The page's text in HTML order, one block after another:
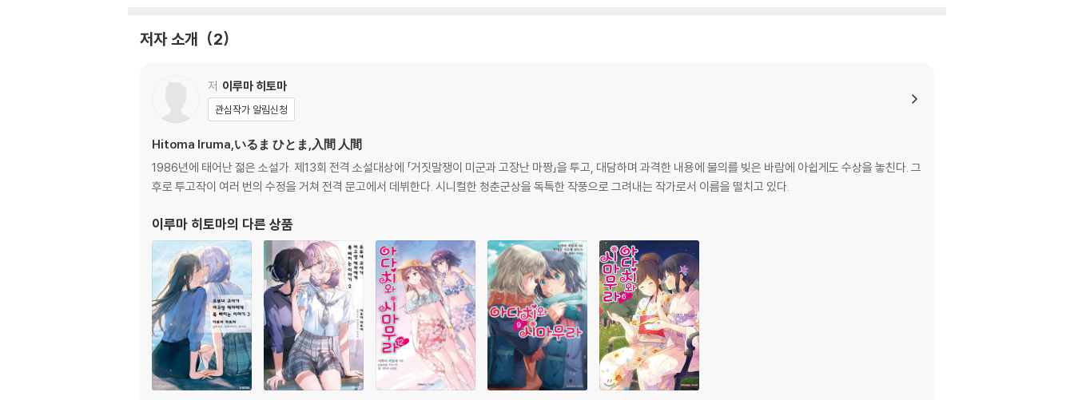
저자 소개 2
저 이루마 히토마
관심작가 알림신청
Hitoma Iruma,いるま ひとま,入間 人間
1986년에 태어난 젊은 소설가. 제13회 전격 소설대상에 「거짓말쟁이 미군과 고장난 마짱」을 투고, 대담하며 과격한 내용에 물의를 빚은 바람에 아쉽게도 수상을 놓친다. 그
후로 투고작이 여러 번의 수정을 거쳐 전격 문고에서 데뷔한다. 시니컬한 청춘군상을 독특한 작풍으로 그려내는 작가로서 이름을 떨치고 있다.
이루마 히토마의 다른 상품